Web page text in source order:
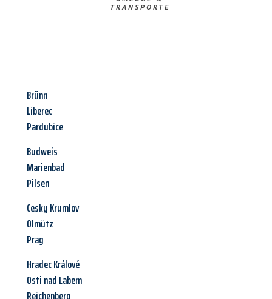
TRANSPORTE
Brünn
Liberec
Pardubice
Budweis
Marienbad
Pilsen
Cesky Krumlov
Olmütz
Prag
Hradec Králové
Osti nad Labem